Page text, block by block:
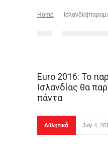
Home
Euro 2016: Το
Ισλανδίας θα
πάντα
Αθλητικά July 4,